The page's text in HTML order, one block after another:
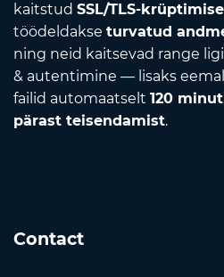
kaitstud SSL/TLS-
töödeldakse turvatud
ning neid kaitsevad range
& autentimine — lisaks
failid automaatselt 120
pärast teisendamist.
Contact